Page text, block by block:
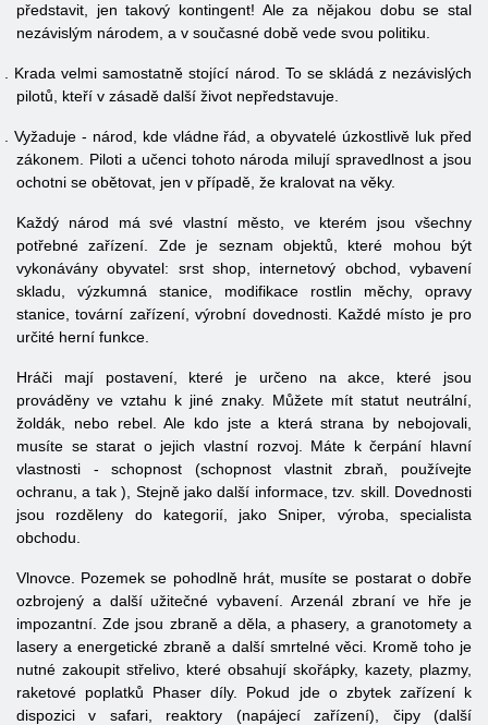
představit, jen takový kontingent! Ale za nějakou dobu se stal
nezávislým národem, a v současné době vede svou politiku.
Krada velmi samostatně stojící národ. To se skládá z nezávislých
pilotů, kteří v zásadě další život nepředstavuje.
Vyžaduje - národ, kde vládne řád, a obyvatelé úzkostlivě luk před
zákonem. Piloti a učenci tohoto národa milují spravedlnost a jsou
ochotni se obětovat, jen v případě, že kralovat na věky.
Každý národ má své vlastní město, ve kterém jsou všechny
potřebné zařízení. Zde je seznam objektů, které mohou být
vykonávány obyvatel: srst shop, internetový obchod, vybavení
skladu, výzkumná stanice, modifikace rostlin měchy, opravy
stanice, tovární zařízení, výrobní dovednosti. Každé místo je pro
určité herní funkce.
Hráči mají postavení, které je určeno na akce, které jsou
prováděny ve vztahu k jiné znaky. Můžete mít statut neutrální,
žoldák, nebo rebel. Ale kdo jste a která strana by nebojovali,
musíte se starat o jejich vlastní rozvoj. Máte k čerpání hlavní
vlastnosti - schopnost (schopnost vlastnit zbraň, používejte
ochranu, a tak ), Stejně jako další informace, tzv. skill. Dovednosti
jsou rozděleny do kategorií, jako Sniper, výroba, specialista
obchodu.
Vlnovce. Pozemek se pohodlně hrát, musíte se postarat o dobře
ozbrojený a další užitečné vybavení. Arzenál zbraní ve hře je
impozantní. Zde jsou zbraně a děla, a phasery, a granotomety a
lasery a energetické zbraně a další smrtelné věci. Kromě toho je
nutné zakoupit střelivo, které obsahují skořápky, kazety, plazmy,
raketové poplatků Phaser díly. Pokud jde o zbytek zařízení k
dispozici v safari, reaktory (napájecí zařízení), čipy (další